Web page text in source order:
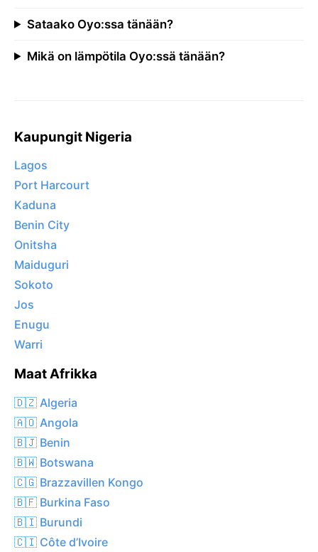
Sataako Oyo:ssa tänään?
Mikä on lämpötila Oyo:ssä tänään?
Kaupungit Nigeria
Lagos
Port Harcourt
Kaduna
Benin City
Onitsha
Maiduguri
Sokoto
Jos
Enugu
Warri
Maat Afrikka
🇩🇿 Algeria
🇦🇴 Angola
🇧🇯 Benin
🇧🇼 Botswana
🇨🇬 Brazzavillen Kongo
🇧🇫 Burkina Faso
🇧🇮 Burundi
🇨🇮 Côte d’Ivoire